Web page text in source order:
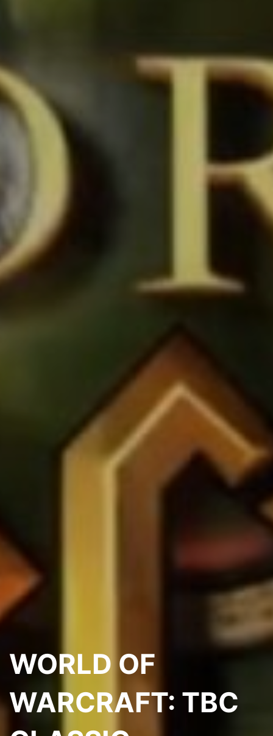
WORLD OF
WARCRAFT: TBC